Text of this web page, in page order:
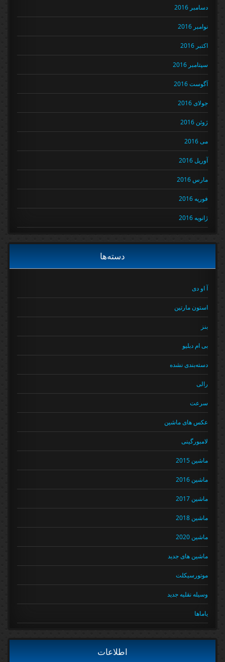
دسامبر 2016
نوامبر 2016
اکتبر 2016
سپتامبر 2016
آگوست 2016
جولای 2016
ژوئن 2016
می 2016
آوریل 2016
مارس 2016
فوریه 2016
ژانویه 2016
دسته‌ها
آ او دی
استون مارتین
بی ام دبلیو
دسته‌بندی نشده
رالی
سرعت
عکس های ماشین
لامبورگینی
ماشین 2015
ماشین 2016
ماشین 2017
ماشین 2018
ماشین 2020
ماشین های جدید
موتورسیکلت
وسیله نقلیه جدید
یاماها
اطلاعات